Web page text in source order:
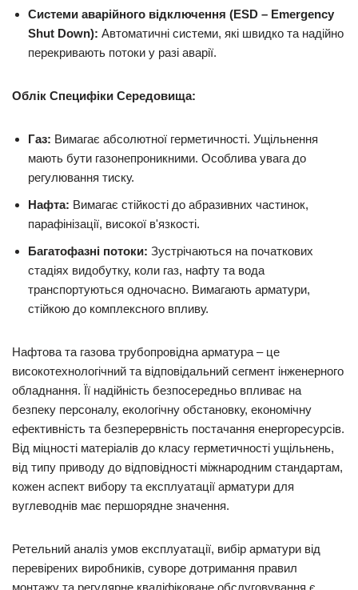
Системи аварійного відключення (ESD – Emergency
Shut Down): Автоматичні системи, які швидко та надійно
перекривають потоки у разі аварії.
Облік Специфіки Середовища:
Газ: Вимагає абсолютної герметичності. Ущільнення
мають бути газонепроникними. Особлива увага до
регулювання тиску.
Нафта: Вимагає стійкості до абразивних частинок,
парафінізації, високої в'язкості.
Багатофазні потоки: Зустрічаються на початкових
стадіях видобутку, коли газ, нафту та вода
транспортуються одночасно. Вимагають арматури,
стійкою до комплексного впливу.
Нафтова та газова трубопровідна арматура – ​​це
високотехнологічний та відповідальний сегмент інженерного
обладнання. Її надійність безпосередньо впливає на
безпеку персоналу, екологічну обстановку, економічну
ефективність та безперервність постачання енергоресурсів.
Від міцності матеріалів до класу герметичності ущільнень,
від типу приводу до відповідності міжнародним стандартам,
кожен аспект вибору та експлуатації арматури для
вуглеводнів має першорядне значення.
Ретельний аналіз умов експлуатації, вибір арматури від
перевірених виробників, суворе дотримання правил
монтажу та регулярне кваліфіковане обслуговування є